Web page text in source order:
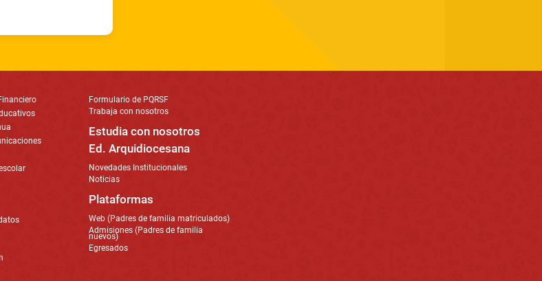
Formulario de PQRSF
Trabaja con nosotros
Estudia con nosotros
Ed. Arquidiocesana
Novedades Institucionales
Noticias
Plataformas
Web (Padres de familia matriculados)
Admisiones (Padres de familia
nuevos)
Egresados